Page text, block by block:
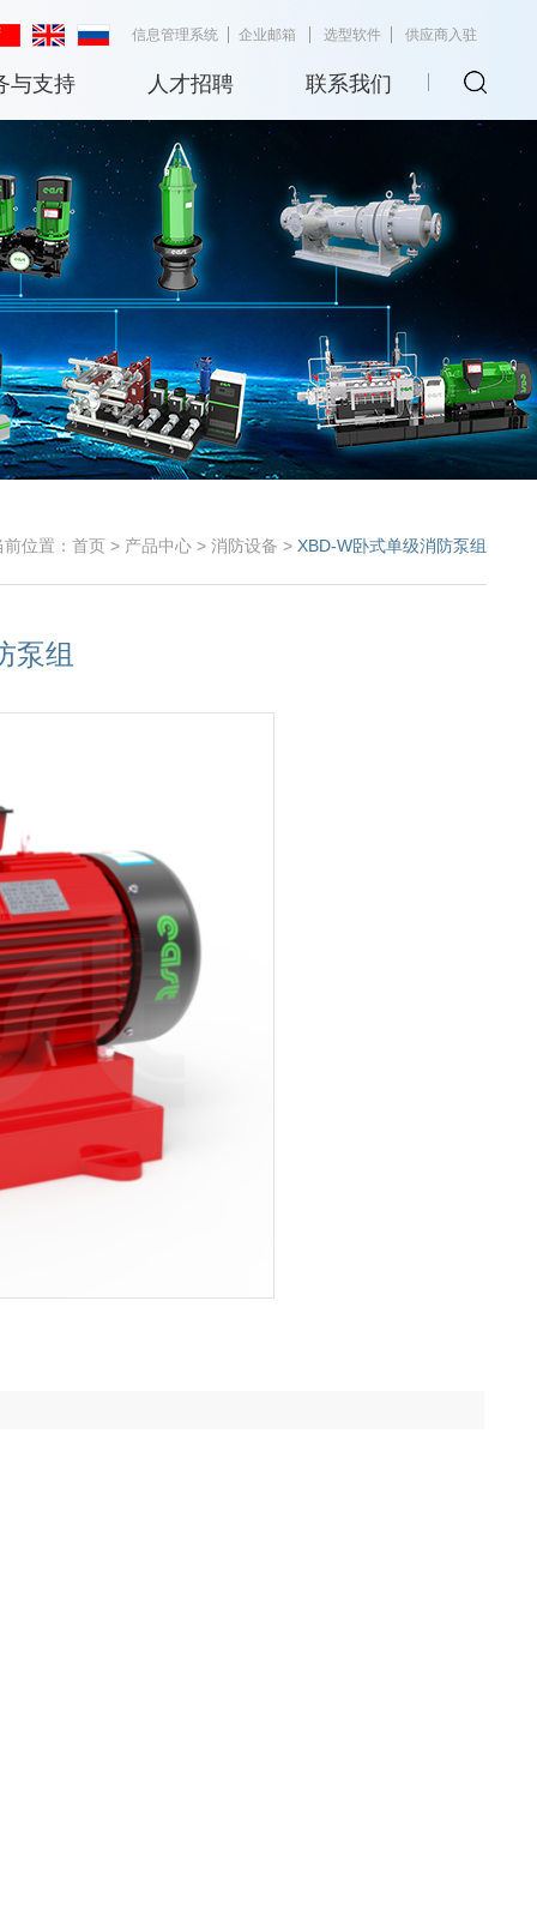
信息管理系统 企业邮箱 选型软件 供应商入驻
与支持 人才招聘 联系我们
位置： 首页> 产品中心> 消防设备 >XBD-W卧式单级消防泵组
泵组